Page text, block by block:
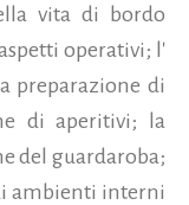
vita di bordo
operativi; l'
preparazione di
di aperitivi; la
del guardaroba;
ambienti interni